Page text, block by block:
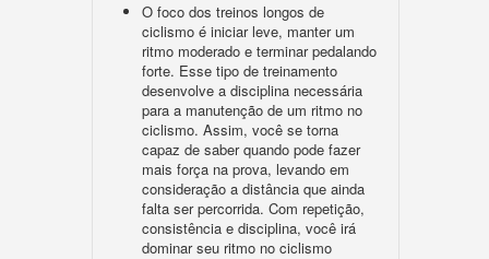
O foco dos treinos longos de
ciclismo é iniciar leve, manter um
ritmo moderado e terminar pedalando
forte. Esse tipo de treinamento
desenvolve a disciplina necessária
para a manutenção de um ritmo no
ciclismo. Assim, você se torna
capaz de saber quando pode fazer
mais força na prova, levando em
consideração a distância que ainda
falta ser percorrida. Com repetição,
consistência e disciplina, você irá
dominar seu ritmo no ciclismo